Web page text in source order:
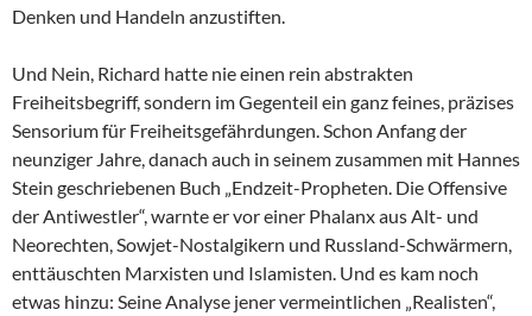
Denken und Handeln anzustiften.
Und Nein, Richard hatte nie einen rein abstrakten
Freiheitsbegriff, sondern im Gegenteil ein ganz feines, präzises
Sensorium für Freiheitsgefährdungen. Schon Anfang der
neunziger Jahre, danach auch in seinem zusammen mit Hannes
Stein geschriebenen Buch „Endzeit-Propheten. Die Offensive
der Antiwestler“, warnte er vor einer Phalanx aus Alt- und
Neorechten, Sowjet-Nostalgikern und Russland-Schwärmern,
enttäuschten Marxisten und Islamisten. Und es kam noch
etwas hinzu: Seine Analyse jener vermeintlichen „Realisten“,